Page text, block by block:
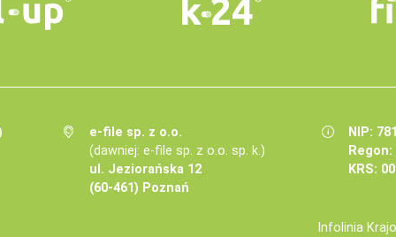
e-file sp. z o.o.
(dawniej: e-file sp. z o.o. sp. k.)
ul. Jeziorańska 12
(60-461) Poznań
NIP:
Regon:
KRS:
Infolinia